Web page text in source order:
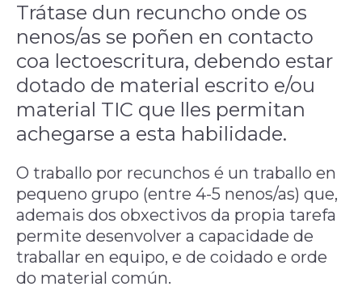
Trátase dun recuncho onde os
nenos/as se poñen en contacto
coa lectoescritura, debendo estar
dotado de material escrito e/ou
material TIC que lles permitan
achegarse a esta habilidade.
O traballo por recunchos é un traballo en
pequeno grupo (entre 4-5 nenos/as) que,
ademais dos obxectivos da propia tarefa
permite desenvolver a capacidade de
traballar en equipo, e de coidado e orde
do material común.